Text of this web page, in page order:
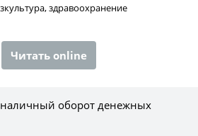
здравоохранение
Читать online
оборот денежных